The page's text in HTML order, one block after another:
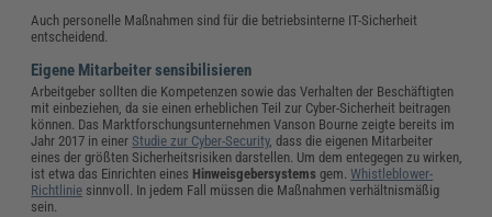
Auch personelle Maßnahmen sind für die betriebsinterne IT-Sicherheit
entscheidend.
Eigene Mitarbeiter sensibilisieren
Arbeitgeber sollten die Kompetenzen sowie das Verhalten der Beschäftigten
mit einbeziehen, da sie einen erheblichen Teil zur Cyber-Sicherheit beitragen
können. Das Marktforschungsunternehmen Vanson Bourne zeigte bereits im
Jahr 2017 in einerStudie zur Cyber-Security, dass die eigenen Mitarbeiter
eines der größten Sicherheitsrisiken darstellen. Um dem entegegen zu wirken,
ist etwa das Einrichten eines Hinweisgebersystems gem.Whistleblower-
Richtlinie sinnvoll. In jedem Fall müssen die Maßnahmen verhältnismäßig
sein.